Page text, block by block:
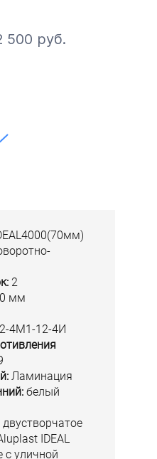
500 руб.
2
мм
4М1-12-4И
Ламинация
белый
IDEAL
с уличной